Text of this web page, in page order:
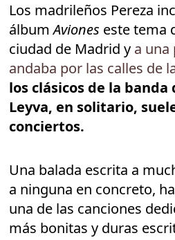
Los madrileños Pereza
álbumAviones este tema
ciudad de Madrid y a
andaba por las calles de
los clásicos de la
Leyva, en solitario,
conciertos.
Una balada escrita a
a ninguna en concreto,
una de las canciones
más bonitas y duras